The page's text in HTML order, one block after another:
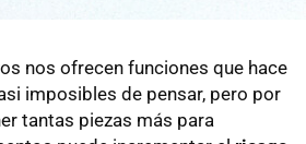
nos ofrecen funciones que hace
imposibles de pensar, pero por
tantas piezas más para